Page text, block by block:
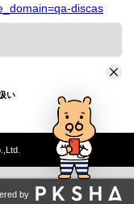
discas
い
by